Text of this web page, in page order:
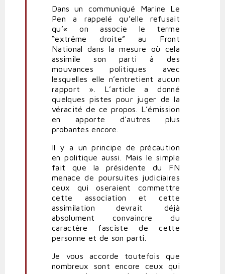
Dans un communiqué Marine Le
Pen a rappelé qu’elle refusait
qu’« on associe le terme
“extrême droite” au Front
National dans la mesure où cela
assimile son parti à des
mouvances politiques avec
lesquelles elle n’entretient aucun
rapport ». L’article a donné
quelques pistes pour juger de la
véracité de ce propos. L’émission
en apporte d’autres plus
probantes encore.
Il y a un principe de précaution
en politique aussi. Mais le simple
fait que la présidente du FN
menace de poursuites judiciaires
ceux qui oseraient commettre
cette association et cette
assimilation devrait déjà
absolument convaincre du
caractère fasciste de cette
personne et de son parti.
Je vous accorde toutefois que
nombreux sont encore ceux qui